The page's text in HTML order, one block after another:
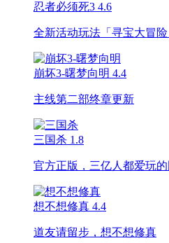
忍者必须死3 4.6
全新活动玩法「寻宝大冒险
崩坏3-曙梦向明 4.4
主线第二部终章更新
三国杀 1.8
官方正版，三亿人都爱玩
想不想修真 4.4
道友请留步，想不想修真